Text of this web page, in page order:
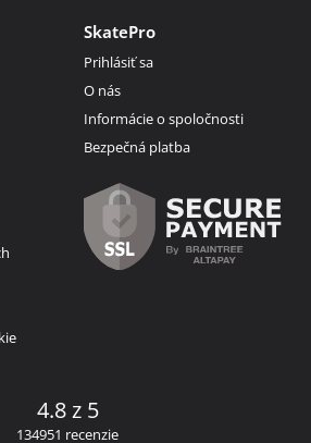
SkatePro
Prihlásiť sa
O nás
Informácie o spoločnosti
Bezpečná platba
4.8 z 5
134951 recenzie